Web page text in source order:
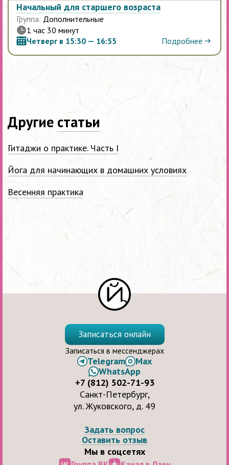
Начальный для старшего возраста
Группа: Дополнительные
1 час 30 минут
Четверг в 15:30 — 16:55
Подробнее
Другие статьи
Гитаджи о практике. Часть I
Йога для начинающих в домашних условиях
‎Весенняя практика
Задать вопрос
Оставить отзыв
Мы в соцсетях
Записаться онлайн
Записаться в мессенджерах
Telegram
Max
WhatsApp
+7 (812) 502-71-93
Санкт-Петербург,
ул. Жуковского, д. 49